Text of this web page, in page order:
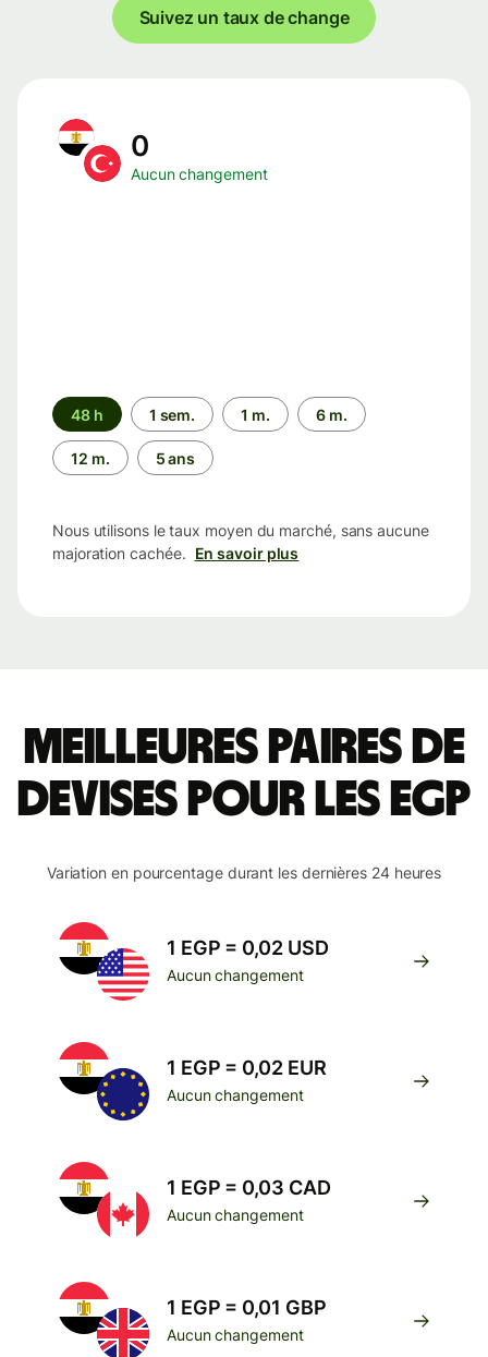
Suivez un taux de change
0
Aucun changement
Période
48 h 1 sem. 1 m. 6 m.
12 m. 5 ans
Nous utilisons le taux moyen du marché, sans aucune
majoration cachée. En savoir plus
Meilleures paires de
devises pour les EGP
Variation en pourcentage durant les dernières 24 heures
1 EGP = 0,02 USD
Aucun changement
1 EGP = 0,02 EUR
Aucun changement
1 EGP = 0,03 CAD
Aucun changement
1 EGP = 0,01 GBP
Aucun changement